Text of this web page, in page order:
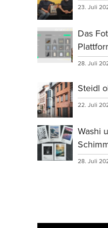
23. Juli
Das
28. Juli
Steidl
22. Juli
Washi
28. Juli